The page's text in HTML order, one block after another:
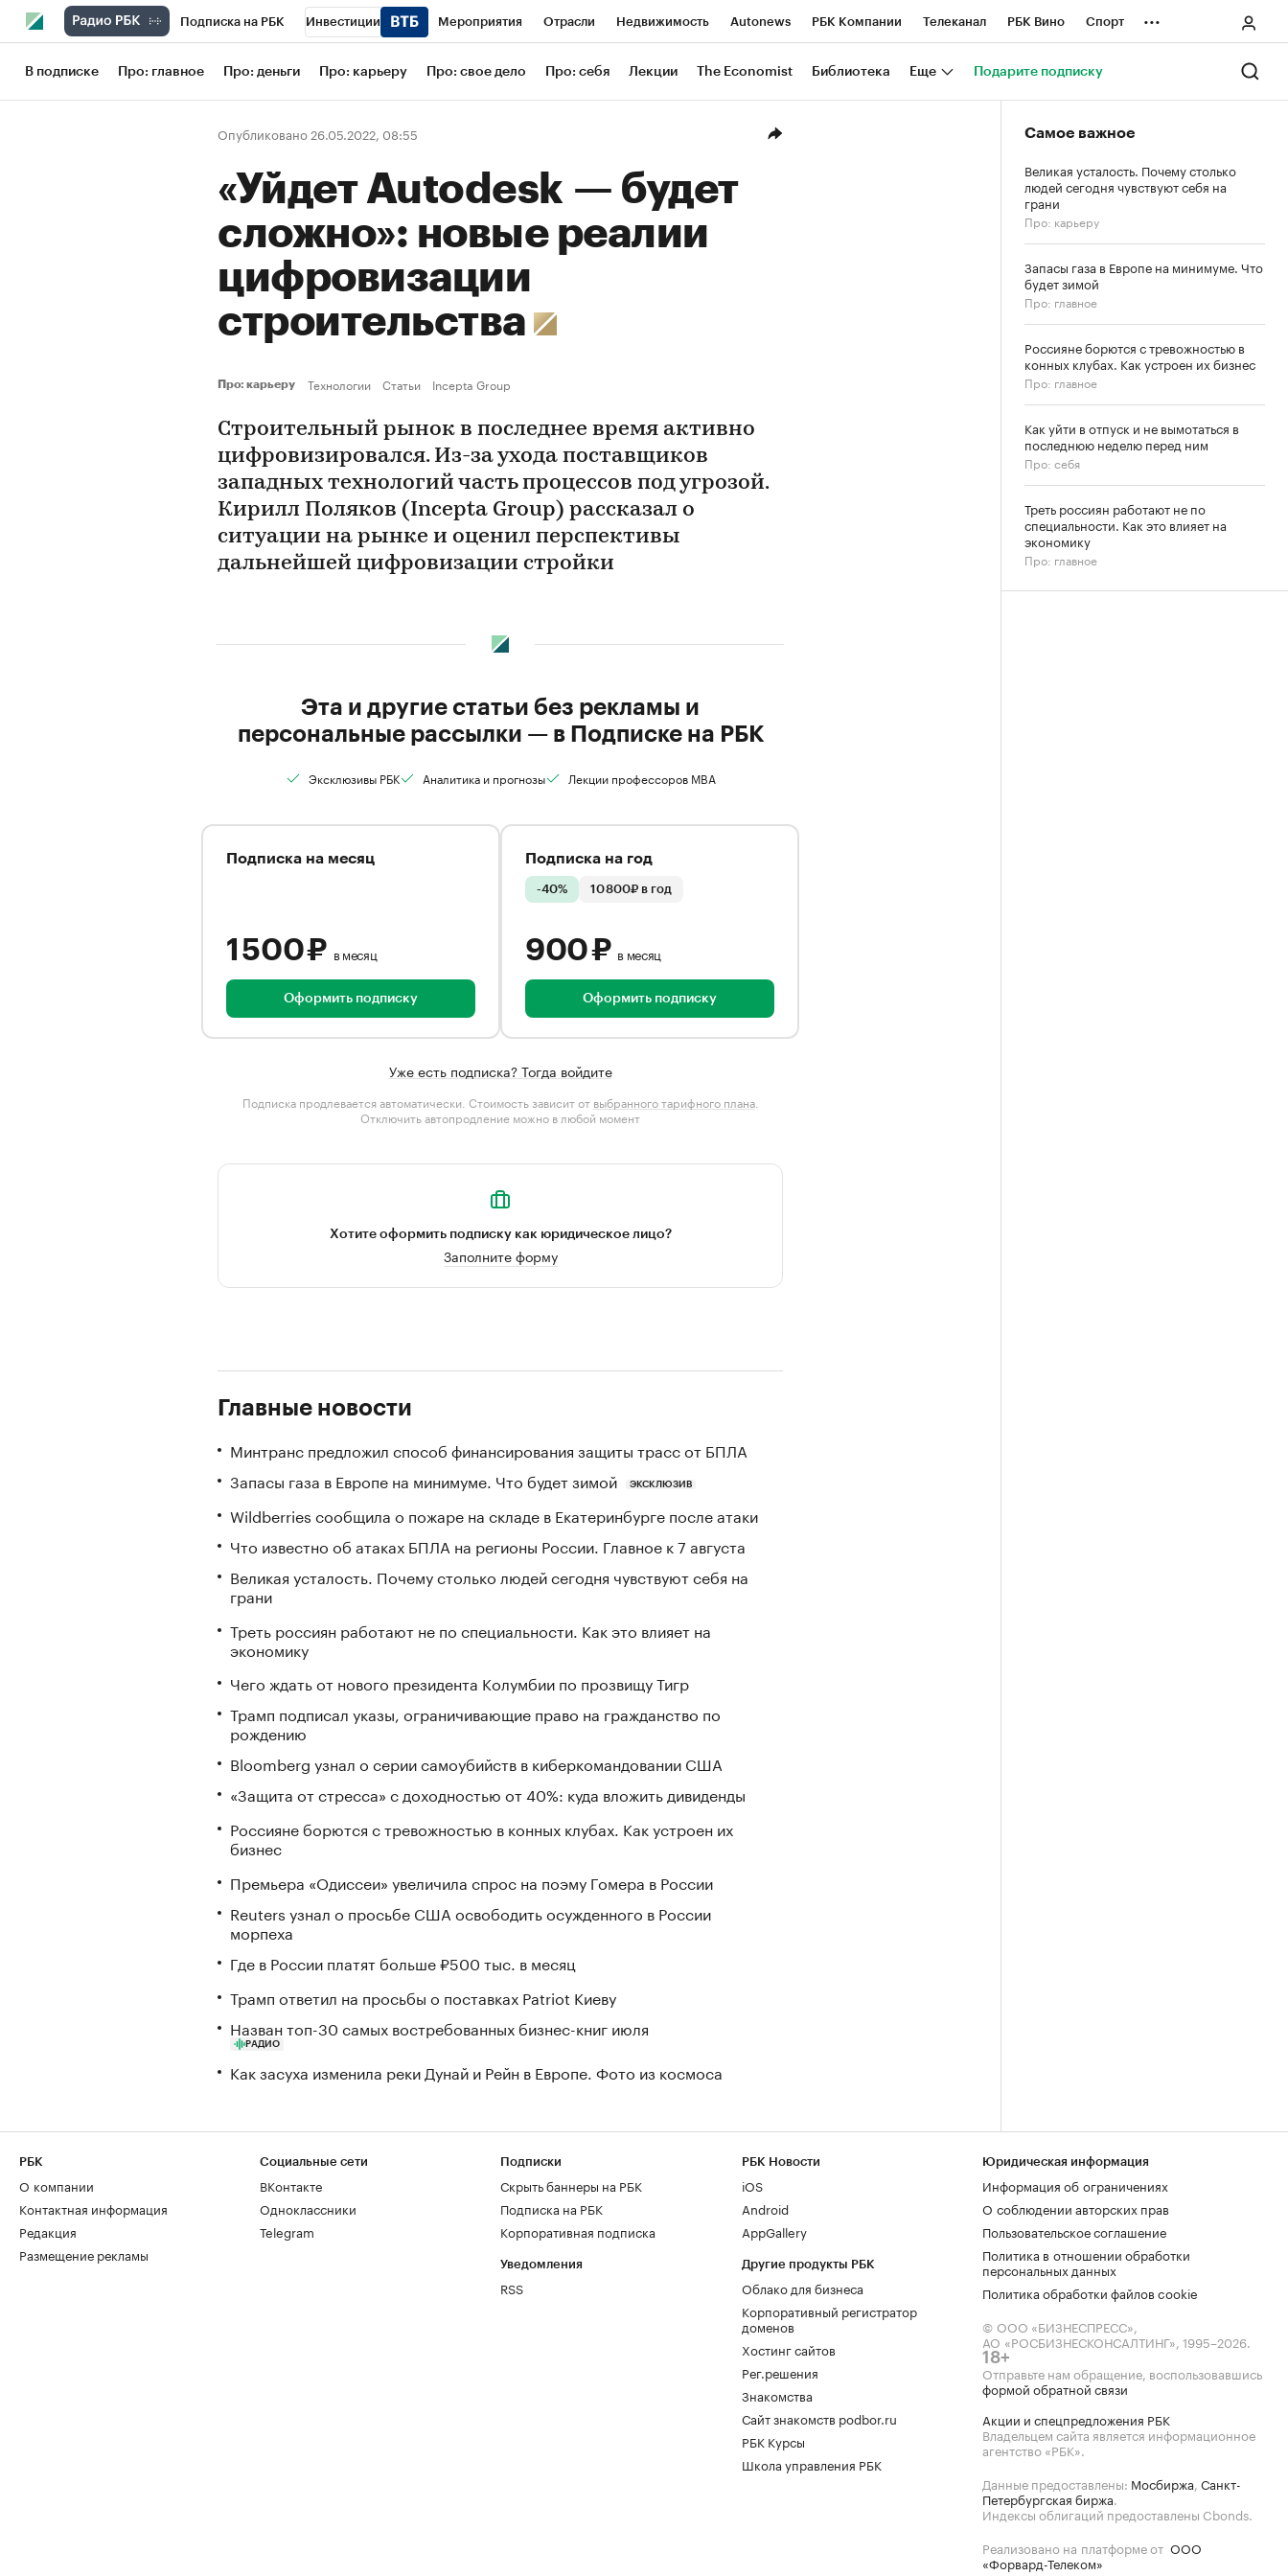
Подписка на РБК Инвестиции Мероприятия Отрасли Недвижимость Autonews РБК Компании Телеканал РБК Вино Спорт
Школа управления РБК РБК Образование РБК Life Тренды Визионеры Национальные проекты Город
Рынок наличной валюты
...
В подписке Про: главное Про: деньги Про: карьеру Про: свое дело Про: себя Лекции The Economist Библиотека Еще Подарите подписку
Опубликовано 26.05.2022, 08:55
«Уйдет Autodesk — будет
сложно»: новые реалии
цифровизации
строительства
Про: карьеру Технологии Статьи Incepta Group
Строительный рынок в последнее время активно
цифровизировался. Из-за ухода поставщиков
западных технологий часть процессов под угрозой.
Кирилл Поляков (Incepta Group) рассказал о
ситуации на рынке и оценил перспективы
дальнейшей цифровизации стройки
Эта и другие статьи без рекламы и
персональные рассылки — в Подписке на РБК
Эксклюзивы РБК Аналитика и прогнозы Лекции профессоров MBA
Подписка на месяц
1 500 ₽ в месяц
Оформить подписку
Подписка на год
-40% 10 800₽ в год
900 ₽ в месяц
Оформить подписку
Уже есть подписка? Тогда войдите
Подписка продлевается автоматически. Стоимость зависит от выбранного тарифного плана.
Отключить автопродление можно в любой момент
Хотите оформить подписку как юридическое лицо?
Заполните форму
Главные новости
Минтранс предложил способ финансирования защиты трасс от БПЛА
Запасы газа в Европе на минимуме. Что будет зимой
ЭКСКЛЮЗИВ
Wildberries сообщила о пожаре на складе в Екатеринбурге после атаки
Что известно об атаках БПЛА на регионы России. Главное к 7 августа
Великая усталость. Почему столько людей сегодня чувствуют себя на
грани
Треть россиян работают не по специальности. Как это влияет на
экономику
Чего ждать от нового президента Колумбии по прозвищу Тигр
Трамп подписал указы, ограничивающие право на гражданство по
рождению
Bloomberg узнал о серии самоубийств в киберкомандовании США
«Защита от стресса» с доходностью от 40%: куда вложить дивиденды
Россияне борются с тревожностью в конных клубах. Как устроен их
бизнес
Премьера «Одиссеи» увеличила спрос на поэму Гомера в России
Reuters узнал о просьбе США освободить осужденного в России
морпеха
Где в России платят больше ₽500 тыс. в месяц
Трамп ответил на просьбы о поставках Patriot Киеву
Назван топ-30 самых востребованных бизнес-книг июля
РАДИО
Как засуха изменила реки Дунай и Рейн в Европе. Фото из космоса
Самое важное
Великая усталость. Почему столько
людей сегодня чувствуют себя на
грани
Про: карьеру
Запасы газа в Европе на минимуме. Что
будет зимой
Про: главное
Россияне борются с тревожностью в
конных клубах. Как устроен их бизнес
Про: главное
Как уйти в отпуск и не вымотаться в
последнюю неделю перед ним
Про: себя
Треть россиян работают не по
специальности. Как это влияет на
экономику
Про: главное
РБК
О компании
Контактная информация
Редакция
Размещение рекламы
Социальные сети
ВКонтакте
Одноклассники
Telegram
Подписки
Скрыть баннеры на РБК
Подписка на РБК
Корпоративная подписка
Уведомления
RSS
РБК Новости
iOS
Android
AppGallery
Другие продукты РБК
Облако для бизнеса
Корпоративный регистратор
доменов
Хостинг сайтов
Рег.решения
Знакомства
Сайт знакомств podbor.ru
РБК Курсы
Школа управления РБК
Юридическая информация
Информация об ограничениях
О соблюдении авторских прав
Пользовательское соглашение
Политика в отношении обработки
персональных данных
Политика обработки файлов cookie
© ООО «БИЗНЕСПРЕСС»,
АО «РОСБИЗНЕСКОНСАЛТИНГ», 1995–2026.
18+
Отправьте нам обращение, воспользовавшись
формой обратной связи
Акции и спецпредложения РБК
Владельцем сайта является информационное
агентство «РБК».
Данные предоставлены: Мосбиржа, Санкт-
Петербургская биржа.
Индексы облигаций предоставлены Cbonds.
Реализовано на платформе от ООО
«Форвард-Телеком»